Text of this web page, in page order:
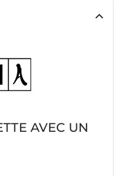
AVEC UN